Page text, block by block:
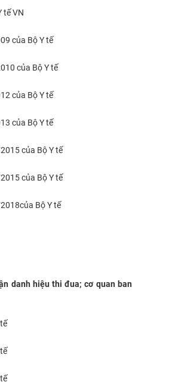
tế VN
của Bộ Y tế
của Bộ Y tế
của Bộ Y tế
của Bộ Y tế
của Bộ Y tế
của Bộ Y tế
Bộ Y tế
danh hiệu thi đua; cơ quan ban